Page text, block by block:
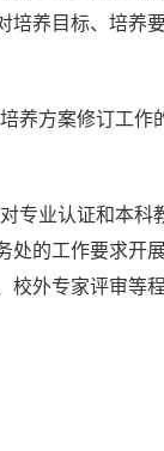
培养目标、培养
养方案修订工
业认证和本科
处的工作要求开
校外专家评审等